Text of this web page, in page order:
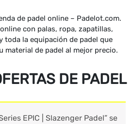
de padel online – Padelot.com.
con palas, ropa, zapatillas,
toda la equipación de padel que
material de padel al mejor precio.
DE PADEL
EPIC | Slazenger Padel” se